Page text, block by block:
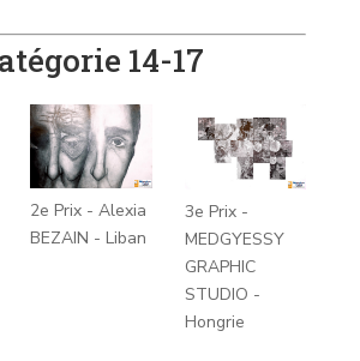
14-17
2e Prix - Alexia
BEZAIN - Liban
3e Prix -
MEDGYESSY
GRAPHIC
STUDIO -
Hongrie